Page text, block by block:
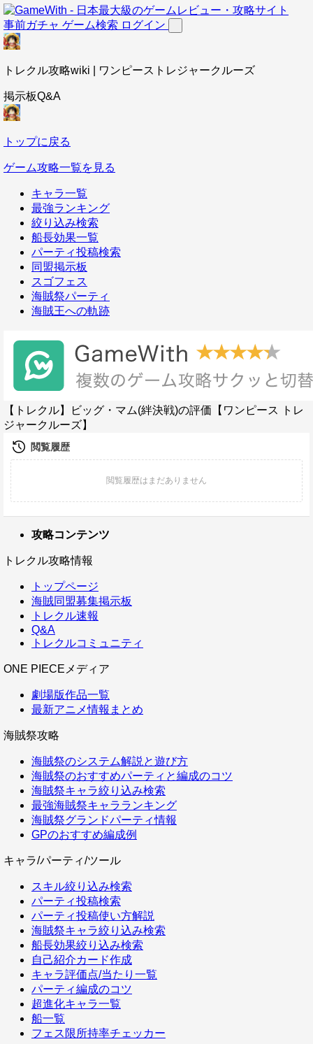
事前ガチャ ゲーム検索 ログイン
トレクル攻略wiki | ワンピーストレジャークルーズ
掲示板Q&A
トップに戻る
ゲーム攻略一覧を見る
キャラ一覧
最強ランキング
絞り込み検索
船長効果一覧
パーティ投稿検索
同盟掲示板
スゴフェス
海賊祭パーティ
海賊王への軌跡
【トレクル】ビッグ・マム(絆決戦)の評価【ワンピース トレ
ジャークルーズ】
攻略コンテンツ
トレクル攻略情報
トップページ
海賊同盟募集掲示板
トレクル速報
Q&A
トレクルコミュニティ
ONE PIECEメディア
劇場版作品一覧
最新アニメ情報まとめ
海賊祭攻略
海賊祭のシステム解説と遊び方
海賊祭のおすすめパーティと編成のコツ
海賊祭キャラ絞り込み検索
最強海賊祭キャラランキング
海賊祭グランドパーティ情報
GPのおすすめ編成例
キャラ/パーティ/ツール
スキル絞り込み検索
パーティ投稿検索
パーティ投稿使い方解説
海賊祭キャラ絞り込み検索
船長効果絞り込み検索
自己紹介カード作成
キャラ評価点/当たり一覧
パーティ編成のコツ
超進化キャラ一覧
船一覧
フェス限所持率チェッカー